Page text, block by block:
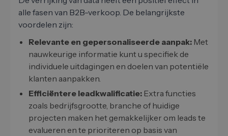
alle fasen van B2B-verkoop. De belangrijkste
voordelen zijn:
Relevante en gepersonaliseerde aanpak: Met
nauwkeurige informatie kunt u specifiek de
individuele uitdagingen en doelen van potentiële
klanten aanpakken.
Efficiëntere leadkwalificatie: Extra functies
zoals bedrijfsgrootte, branche of huidige
projecten maken het gemakkelijker om leads te
evalueren en te prioriteren op basis van